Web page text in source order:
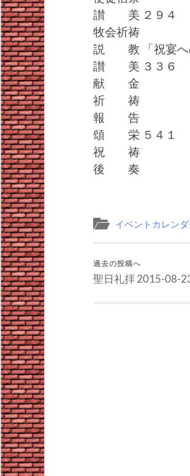
讃 美 ２９４
牧会祈祷
説 教 「祝宴へ
讃 美 ３３６
献 金
祈 祷
報 告
頌 栄 ５４１
祝 祷
後 奏
イベントカレン
過去の投稿へ
聖日礼拝 2015-08-